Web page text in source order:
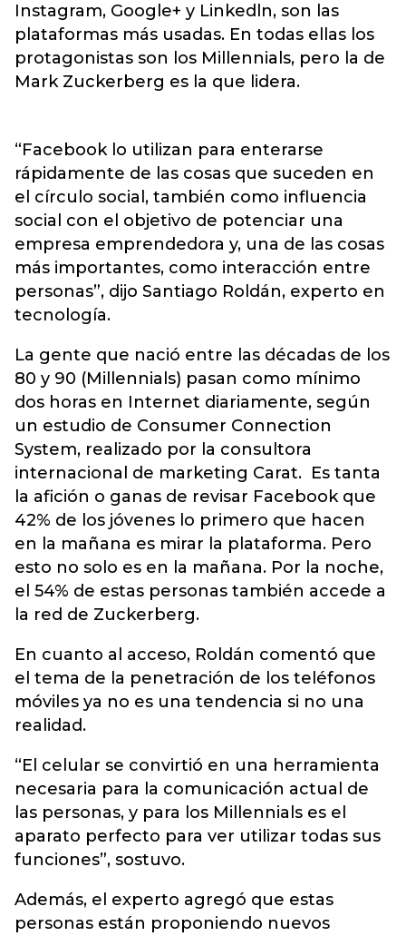
Instagram, Google+ y Linkedln, son las
plataformas más usadas. En todas ellas los
protagonistas son los Millennials, pero la de
Mark Zuckerberg es la que lidera.
“Facebook lo utilizan para enterarse
rápidamente de las cosas que suceden en
el círculo social, también como influencia
social con el objetivo de potenciar una
empresa emprendedora y, una de las cosas
más importantes, como interacción entre
personas”, dijo Santiago Roldán, experto en
tecnología.
La gente que nació entre las décadas de los
80 y 90 (Millennials) pasan como mínimo
dos horas en Internet diariamente, según
un estudio de Consumer Connection
System, realizado por la consultora
internacional de marketing Carat. Es tanta
la afición o ganas de revisar Facebook que
42% de los jóvenes lo primero que hacen
en la mañana es mirar la plataforma. Pero
esto no solo es en la mañana. Por la noche,
el 54% de estas personas también accede a
la red de Zuckerberg.
En cuanto al acceso, Roldán comentó que
el tema de la penetración de los teléfonos
móviles ya no es una tendencia si no una
realidad.
“El celular se convirtió en una herramienta
necesaria para la comunicación actual de
las personas, y para los Millennials es el
aparato perfecto para ver utilizar todas sus
funciones”, sostuvo.
Además, el experto agregó que estas
personas están proponiendo nuevos